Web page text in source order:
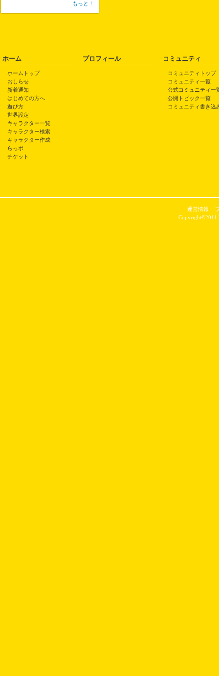
もっと！
ホーム
ホームトップ
おしらせ
新着通知
はじめての方へ
遊び方
世界設定
キャラクター一覧
キャラクター検索
キャラクター作成
らっポ
チケット
プロフィール コミュニティ
コミュニティトップ
コミュニティ一覧
公式コミュニティ一
公開トピック一覧
コミュニティ書き込
運営情報
Copyright©2011